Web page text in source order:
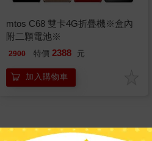
mtos C68 雙卡4G折疊機※盒內
附二顆電池※
2900 特價 2388 元
加入購物車